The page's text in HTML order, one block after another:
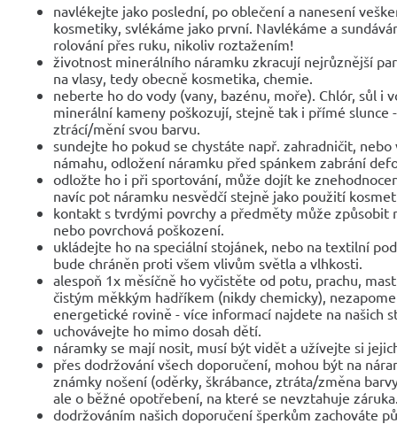
navlékejte jako poslední, po oblečení a nanesení
kosmetiky, svlékáme jako první. Navlékáme a
rolování přes ruku, nikoliv roztažením!
životnost minerálního náramku zkracují nejrůznější
na vlasy, tedy obecně kosmetika, chemie.
neberte ho do vody (vany, bazénu, moře). Chlór, sůl i
minerální kameny poškozují, stejně tak i přímé slunce
ztrácí/mění svou barvu.
sundejte ho pokud se chystáte např. zahradničit,
námahu, odložení náramku před spánkem zabrání
odložte ho i při sportování, může dojít ke
navíc pot náramku nesvědčí stejně jako použití
kontakt s tvrdými povrchy a předměty může způsobit
nebo povrchová poškození.
ukládejte ho na speciální stojánek, nebo na textilní
bude chráněn proti všem vlivům světla a vlhkosti.
alespoň 1x měsíčně ho vyčistěte od potu, prachu,
čistým měkkým hadříkem (nikdy chemicky),
energetické rovině - více informací najdete na našich
uchovávejte ho mimo dosah dětí.
náramky se mají nosit, musí být vidět a užívejte si
přes dodržování všech doporučení, mohou být na
známky nošení (oděrky, škrábance, ztráta/změna
ale o běžné opotřebení, na které se nevztahuje
dodržováním našich doporučení šperkům zachováte